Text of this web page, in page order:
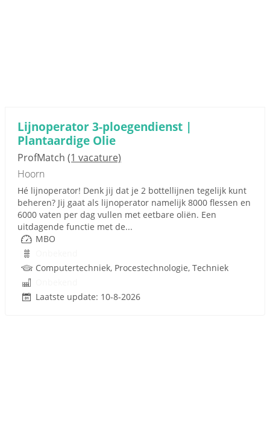
Lijnoperator 3-ploegendienst |
Plantaardige Olie
ProfMatch (1 vacature)
Hoorn
Hé lijnoperator! Denk jij dat je 2 bottellijnen tegelijk kunt
beheren? Jij gaat als lijnoperator namelijk 8000 flessen en
6000 vaten per dag vullen met eetbare oliën. Een
uitdagende functie met de...
MBO
Computertechniek, Procestechnologie, Techniek
Laatste update: 10-8-2026